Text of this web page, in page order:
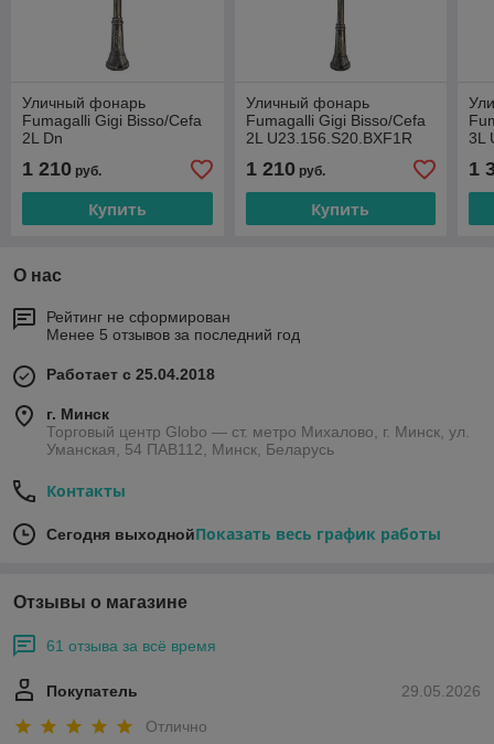
Уличный фонарь
Fumagalli Gigi Bisso/Cefa
2L Dn
1 210 руб.
Купить
Уличный фонарь
Fumagalli Gigi Bisso/Cefa
2L U23.156.S20.BXF1R
1 210руб.
Купить
3L
1
О нас
Рейтинг не сформирован
Менее 5 отзывов за последний год
Работает с 25.04.2018
г. Минск
Торговый центр Globo — ст. метро Михалово, г. Минск, ул.
Уманская, 54 ПАВ112, Минск, Беларусь
Контакты
Сегодня выходнойПоказать весь график работы
Отзывы о магазине
61 отзыва за всё время
29.05.2026
Покупатель
Отлично